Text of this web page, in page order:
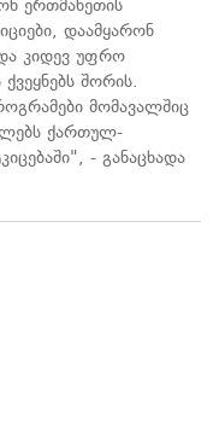
ერთმანეთის
დაამყარონ
კიდევ უფრო
შორის.
მომავალშიც
ქართულ-
- განაცხადა